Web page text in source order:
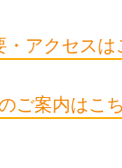
・アクセスは
ご案内はこ